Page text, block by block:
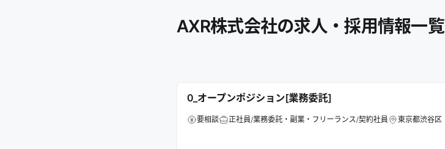
AXR株式会社の求人・採用情報一覧
0_オープンポジション[業務委託]
要相談 正社員/業務委託・副業・フリーランス/契約社員 東京都渋谷区